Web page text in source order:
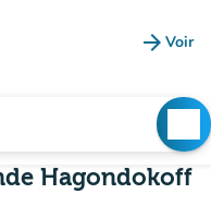
arrow_forward Voir
Hagondokoff